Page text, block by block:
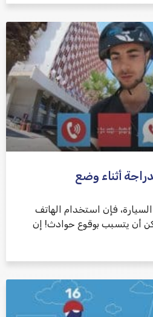
أثناء وضع
فإن استخدام الهاتف
أن يتسبب بوقوع حوادث! إن